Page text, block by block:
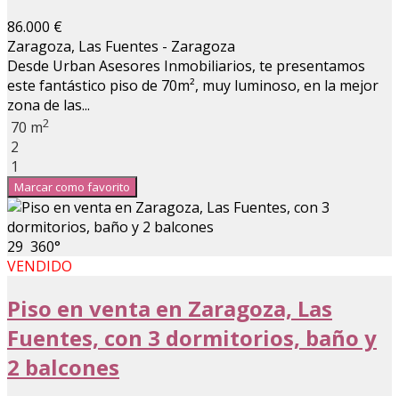
86.000 €
Zaragoza, Las Fuentes - Zaragoza
Desde Urban Asesores Inmobiliarios, te presentamos
este fantástico piso de 70m², muy luminoso, en la mejor
zona de las...
70 m2
2
1
Marcar como favorito
29 360°
VENDIDO
Piso en venta en Zaragoza, Las
Fuentes, con 3 dormitorios, baño y
2 balcones